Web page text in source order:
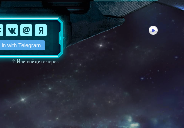
↑Или войдите через